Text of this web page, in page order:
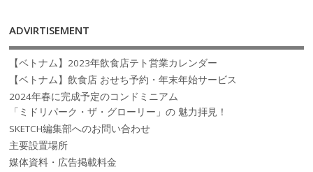
ADVIRTISEMENT
【ベトナム】2023年飲食店テト営業カレンダー
【ベトナム】飲食店 おせち予約・年末年始サービス
2024年春に完成予定のコンドミニアム
「ミドリパーク・ザ・グローリー」の 魅力拝見！
SKETCH編集部へのお問い合わせ
主要設置場所
媒体資料・広告掲載料金